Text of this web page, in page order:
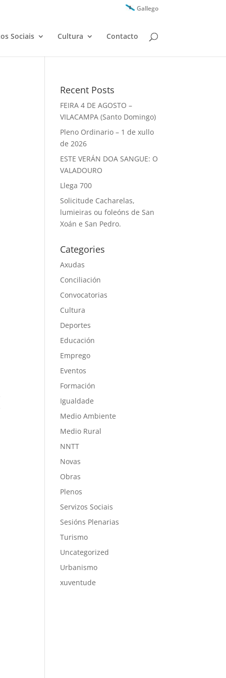
Gallego
Sociais Cultura Contacto
Recent Posts
FEIRA 4 DE AGOSTO –
VILACAMPA (Santo Domingo)
Pleno Ordinario – 1 de xullo
de 2026
ESTE VERÁN DOA SANGUE: O
VALADOURO
Llega 700
Solicitude Cacharelas,
lumieiras ou foleóns de San
Xoán e San Pedro.
Categories
Axudas
Conciliación
Convocatorias
Cultura
Deportes
Educación
Emprego
Eventos
Formación
Igualdade
Medio Ambiente
Medio Rural
NNTT
Novas
Obras
Plenos
Servizos Sociais
Sesións Plenarias
Turismo
Uncategorized
Urbanismo
xuventude